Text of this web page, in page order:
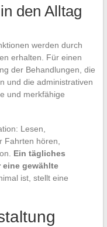
den Alltag
werden durch
erhalten. Für einen
der Behandlungen, die
und die administrativen
und merkfähige
Lesen,
Fahrten hören,
Ein tägliches
gewählte
ist, stellt eine